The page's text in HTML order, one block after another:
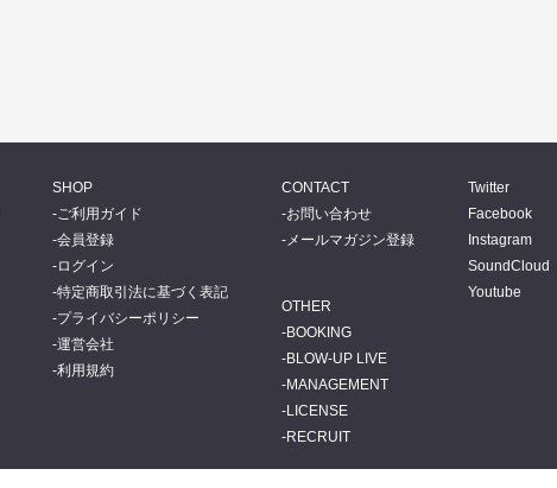
SHOP
ご利用ガイド
会員登録
ログイン
特定商取引法に基づく表記
プライバシーポリシー
運営会社
利用規約
CONTACT
お問い合わせ
メールマガジン登録
OTHER
BOOKING
BLOW-UP LIVE
MANAGEMENT
LICENSE
RECRUIT
Twitter
Facebook
Instagram
SoundCloud
Youtube